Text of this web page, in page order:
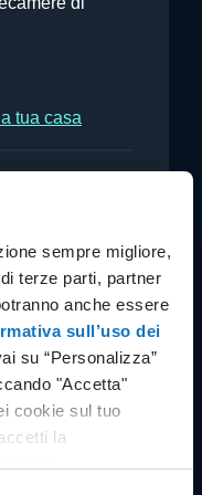
sempre migliore,
terze parti, partner
anche essere
sull’uso dei
su “Personalizza”
"Accetta"
cookie sul tuo
la
tua casa